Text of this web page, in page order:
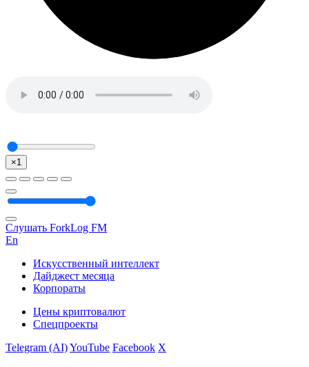
×1
Слушать ForkLog FM
En
Искусственный интеллект
Дайджест месяца
Корпораты
Цены криптовалют
Спецпроекты
Telegram (AI)YouTube Facebook X